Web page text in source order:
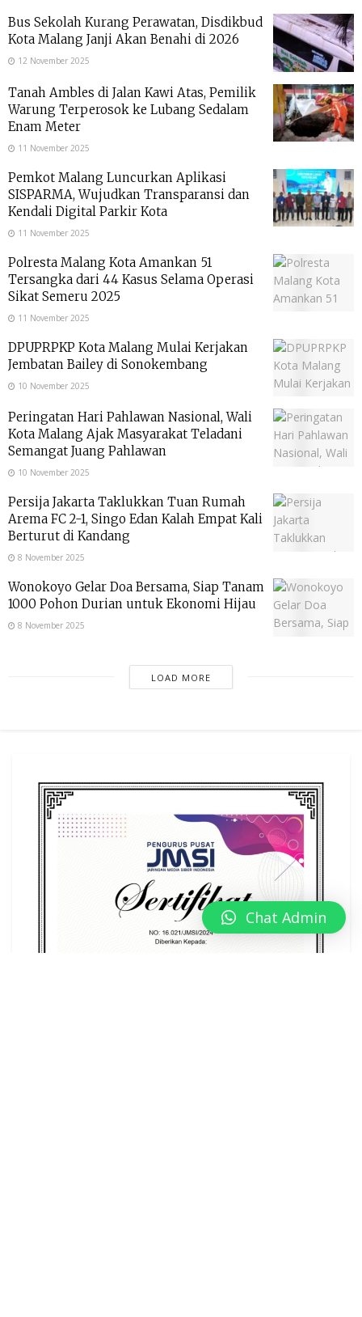
Bus Sekolah Kurang Perawatan, Disdikbud
Kota Malang Janji Akan Benahi di 2026
12 November 2025
Tanah Ambles di Jalan Kawi Atas, Pemilik
Warung Terperosok ke Lubang Sedalam
Enam Meter
11 November 2025
Pemkot Malang Luncurkan Aplikasi
SISPARMA, Wujudkan Transparansi dan
Kendali Digital Parkir Kota
11 November 2025
Polresta Malang Kota Amankan 51
Tersangka dari 44 Kasus Selama Operasi
Sikat Semeru 2025
11 November 2025
DPUPRPKP Kota Malang Mulai Kerjakan
Jembatan Bailey di Sonokembang
10 November 2025
Peringatan Hari Pahlawan Nasional, Wali
Kota Malang Ajak Masyarakat Teladani
Semangat Juang Pahlawan
10 November 2025
Persija Jakarta Taklukkan Tuan Rumah
Arema FC 2-1, Singo Edan Kalah Empat Kali
Berturut di Kandang
8 November 2025
Wonokoyo Gelar Doa Bersama, Siap Tanam
1000 Pohon Durian untuk Ekonomi Hijau
8 November 2025
LOAD MORE
Chat Admin